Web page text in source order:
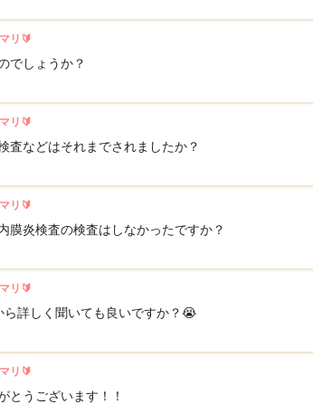
リ🔰
でしょうか？
リ🔰
査などはそれまでされましたか？
リ🔰
膜炎検査の検査はしなかったですか？
リ🔰
ら詳しく聞いても良いですか？😭
リ🔰
とうございます！！